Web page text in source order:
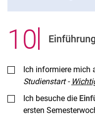
10.
Ich informiere mich
Studienstart -
Ich besuche die
ersten